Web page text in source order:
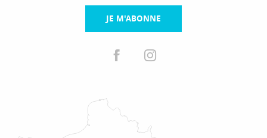
JE M'ABONNE